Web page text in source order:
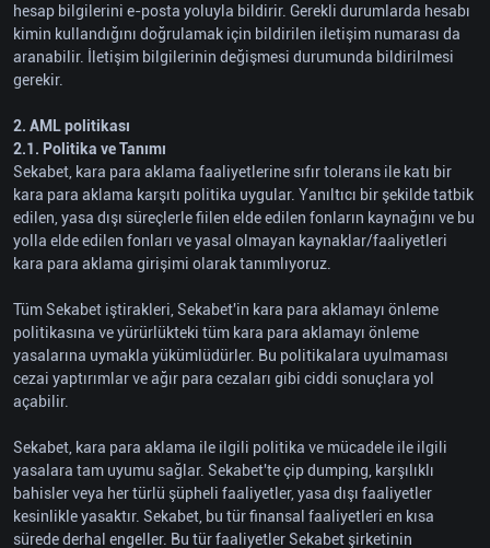
hesap bilgilerini e-posta yoluyla bildirir. Gerekli durumlarda hesabı
kimin kullandığını doğrulamak için bildirilen iletişim numarası da
aranabilir. İletişim bilgilerinin değişmesi durumunda bildirilmesi
gerekir.
2. AML politikası
2.1. Politika ve Tanımı
Sekabet, kara para aklama faaliyetlerine sıfır tolerans ile katı bir
kara para aklama karşıtı politika uygular. Yanıltıcı bir şekilde tatbik
edilen, yasa dışı süreçlerle fiilen elde edilen fonların kaynağını ve bu
yolla elde edilen fonları ve yasal olmayan kaynaklar/faaliyetleri
kara para aklama girişimi olarak tanımlıyoruz.
Tüm Sekabet iştirakleri, Sekabet'in kara para aklamayı önleme
politikasına ve yürürlükteki tüm kara para aklamayı önleme
yasalarına uymakla yükümlüdürler. Bu politikalara uyulmaması
cezai yaptırımlar ve ağır para cezaları gibi ciddi sonuçlara yol
açabilir.
Sekabet, kara para aklama ile ilgili politika ve mücadele ile ilgili
yasalara tam uyumu sağlar. Sekabet'te çip dumping, karşılıklı
bahisler veya her türlü şüpheli faaliyetler, yasa dışı faaliyetler
kesinlikle yasaktır. Sekabet, bu tür finansal faaliyetleri en kısa
sürede derhal engeller. Bu tür faaliyetler Sekabet şirketinin